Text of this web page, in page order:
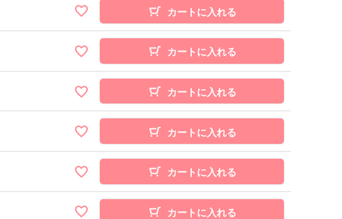
カートに入れる
カートに入れる
カートに入れる
カートに入れる
カートに入れる
カートに入れる